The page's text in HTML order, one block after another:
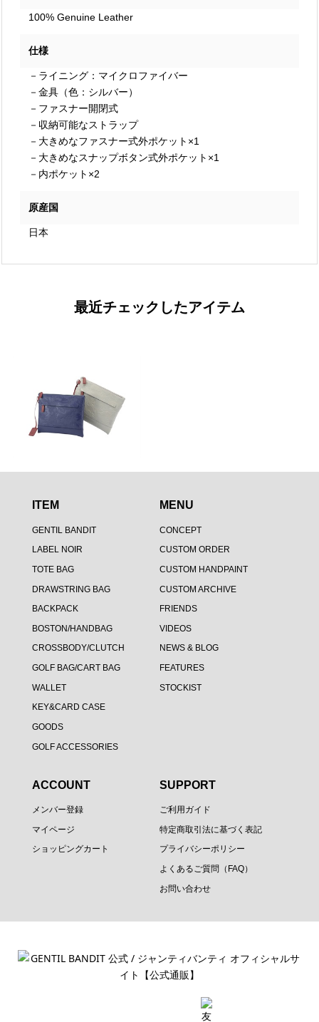
100% Genuine Leather
仕様
－ライニング：マイクロファイバー
－金具（色：シルバー）
－ファスナー開閉式
－収納可能なストラップ
－大きめなファスナー式外ポケット×1
－大きめなスナップボタン式外ポケット×1
－内ポケット×2
原産国
日本
最近チェックしたアイテム
ITEM
GENTIL BANDIT
LABEL NOIR
TOTE BAG
DRAWSTRING BAG
BACKPACK
BOSTON/HANDBAG
CROSSBODY/CLUTCH
GOLF BAG/CART BAG
WALLET
KEY&CARD CASE
GOODS
GOLF ACCESSORIES
MENU
CONCEPT
CUSTOM ORDER
CUSTOM HANDPAINT
CUSTOM ARCHIVE
FRIENDS
VIDEOS
NEWS & BLOG
FEATURES
STOCKIST
ACCOUNT
メンバー登録
マイページ
ショッピングカート
SUPPORT
ご利用ガイド
特定商取引法に基づく表記
プライバシーポリシー
よくあるご質問（FAQ）
お問い合わせ